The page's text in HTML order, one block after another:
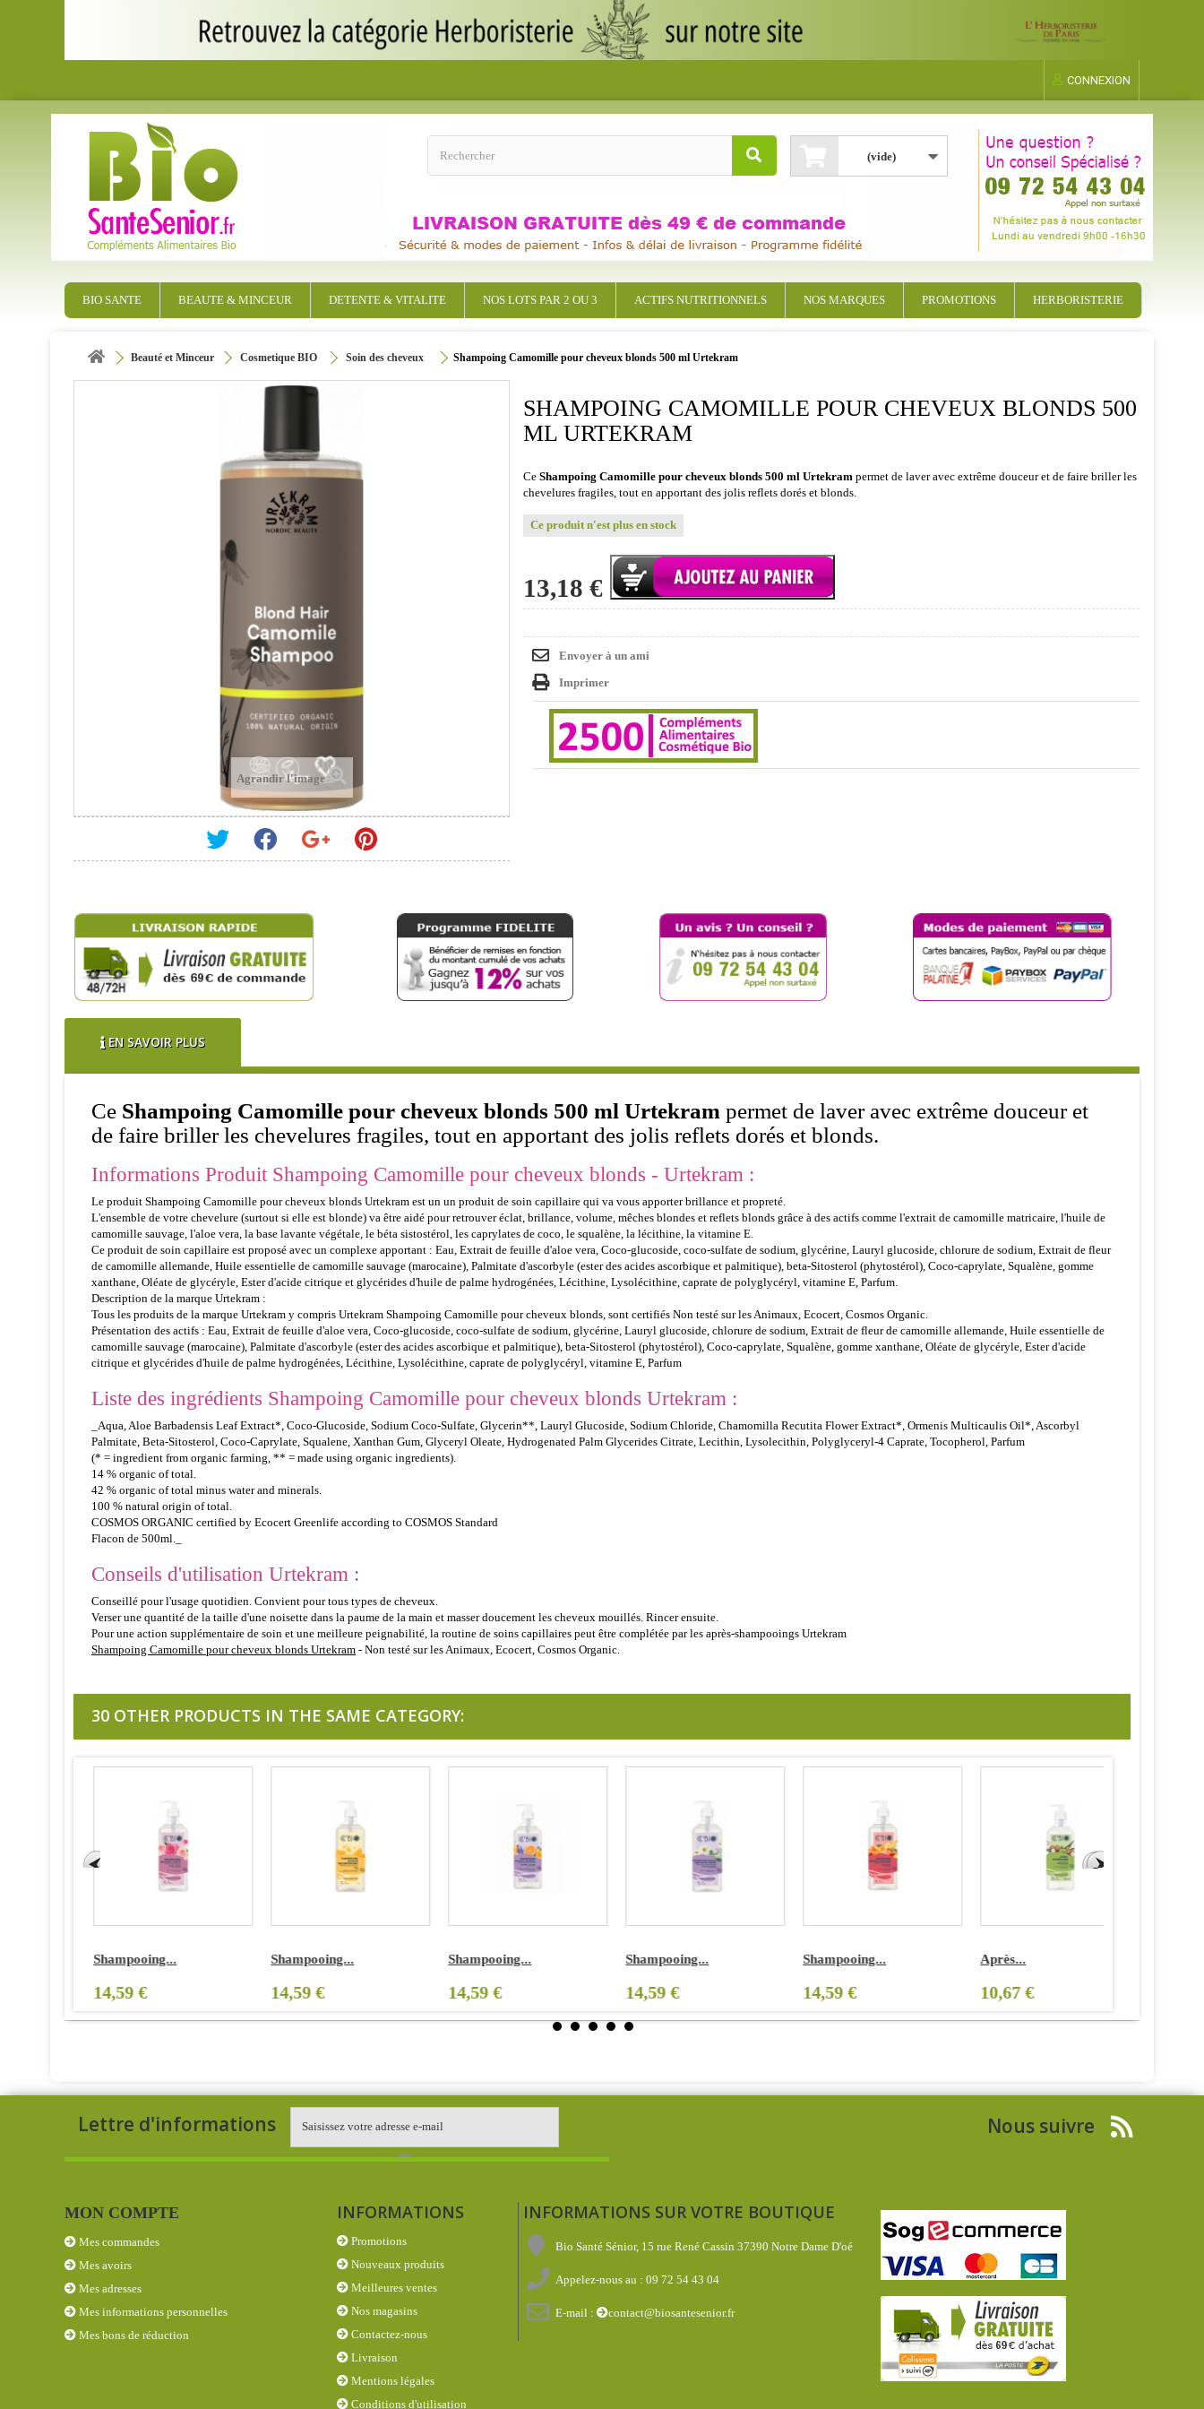
CONNEXION
(vide)
BIO SANTE BEAUTE & MINCEUR DETENTE & VITALITE NOS LOTS PAR 2 OU 3 ACTIFS NUTRITIONNELS NOS MARQUES PROMOTIONS HERBORISTERIE
Beauté et Minceur Cosmetique BIO Soin des cheveux Shampoing Camomille pour cheveux blonds 500 ml Urtekram
Agrandir l'image
SHAMPOING CAMOMILLE POUR CHEVEUX BLONDS 500
ML URTEKRAM
CeShampoing Camomille pour cheveux blonds 500 ml Urtekram permet de laver avec extrême douceur et de faire briller les
chevelures fragiles, tout en apportant des jolis reflets dorés et blonds.
Ce produit n'est plus en stock
13,18 €
Envoyer à un ami
Imprimer
EN SAVOIR PLUS
Ce Shampoing Camomille pour cheveux blonds 500 ml Urtekram permet de laver avec extrême douceur et
de faire briller les chevelures fragiles, tout en apportant des jolis reflets dorés et blonds.
Informations Produit Shampoing Camomille pour cheveux blonds - Urtekram :
Le produit Shampoing Camomille pour cheveux blonds Urtekram est un un produit de soin capillaire qui va vous apporter brillance et propreté.
L'ensemble de votre chevelure (surtout si elle est blonde) va être aidé pour retrouver éclat, brillance, volume, mêches blondes et reflets blonds grâce à des actifs comme l'extrait de camomille matricaire, l'huile de
camomille sauvage, l'aloe vera, la base lavante végétale, le béta sistostérol, les caprylates de coco, le squalène, la lécithine, la vitamine E.
Ce produit de soin capillaire est proposé avec un complexe apportant : Eau, Extrait de feuille d'aloe vera, Coco-glucoside, coco-sulfate de sodium, glycérine, Lauryl glucoside, chlorure de sodium, Extrait de fleur
de camomille allemande, Huile essentielle de camomille sauvage (marocaine), Palmitate d'ascorbyle (ester des acides ascorbique et palmitique), beta-Sitosterol (phytostérol), Coco-caprylate, Squalène, gomme
xanthane, Oléate de glycéryle, Ester d'acide citrique et glycérides d'huile de palme hydrogénées, Lécithine, Lysolécithine, caprate de polyglycéryl, vitamine E, Parfum.
Description de la marque Urtekram :
Tous les produits de la marque Urtekram y compris Urtekram Shampoing Camomille pour cheveux blonds, sont certifiés Non testé sur les Animaux, Ecocert, Cosmos Organic.
Présentation des actifs : Eau, Extrait de feuille d'aloe vera, Coco-glucoside, coco-sulfate de sodium, glycérine, Lauryl glucoside, chlorure de sodium, Extrait de fleur de camomille allemande, Huile essentielle de
camomille sauvage (marocaine), Palmitate d'ascorbyle (ester des acides ascorbique et palmitique), beta-Sitosterol (phytostérol), Coco-caprylate, Squalène, gomme xanthane, Oléate de glycéryle, Ester d'acide
citrique et glycérides d'huile de palme hydrogénées, Lécithine, Lysolécithine, caprate de polyglycéryl, vitamine E, Parfum
Liste des ingrédients Shampoing Camomille pour cheveux blonds Urtekram :
_Aqua, Aloe Barbadensis Leaf Extract*, Coco-Glucoside, Sodium Coco-Sulfate, Glycerin**, Lauryl Glucoside, Sodium Chloride, Chamomilla Recutita Flower Extract*, Ormenis Multicaulis Oil*, Ascorbyl
Palmitate, Beta-Sitosterol, Coco-Caprylate, Squalene, Xanthan Gum, Glyceryl Oleate, Hydrogenated Palm Glycerides Citrate, Lecithin, Lysolecithin, Polyglyceryl-4 Caprate, Tocopherol, Parfum
(* = ingredient from organic farming, ** = made using organic ingredients).
14 % organic of total.
42 % organic of total minus water and minerals.
100 % natural origin of total.
COSMOS ORGANIC certified by Ecocert Greenlife according to COSMOS Standard
Flacon de 500ml._
Conseils d'utilisation Urtekram :
Conseillé pour l'usage quotidien. Convient pour tous types de cheveux.
Verser une quantité de la taille d'une noisette dans la paume de la main et masser doucement les cheveux mouillés. Rincer ensuite.
Pour une action supplémentaire de soin et une meilleure peignabilité, la routine de soins capillaires peut être complétée par les après-shampooings Urtekram
Shampoing Camomille pour cheveux blonds Urtekram - Non testé sur les Animaux, Ecocert, Cosmos Organic.
30 OTHER PRODUCTS IN THE SAME CATEGORY:
Shampooing...
14,59 €
Shampooing...
14,59 €
Shampooing...
14,59 €
Shampooing...
14,59 €
Shampooing...
14,59 €
Après...
10,67 €
Lettre d'informations Nous suivre
MON COMPTE
Mes commandes
Mes avoirs
Mes adresses
Mes informations personnelles
Mes bons de réduction
INFORMATIONS
Promotions
Nouveaux produits
Meilleures ventes
Nos magasins
Contactez-nous
Livraison
Mentions légales
Conditions d'utilisation
INFORMATIONS SUR VOTRE BOUTIQUE
Bio Santé Sénior, 15 rue René Cassin 37390 Notre Dame D'oé
Appelez-nous au :09 72 54 43 04
E-mail : contact@biosantesenior.fr